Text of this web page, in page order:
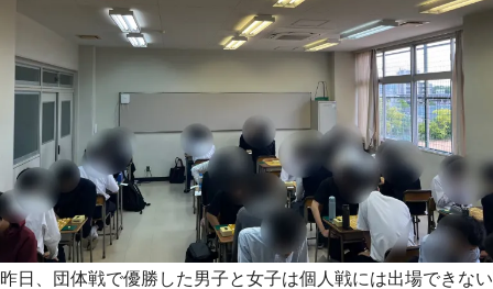
昨日、団体戦で優勝した男子と女子は個人戦には出場できない